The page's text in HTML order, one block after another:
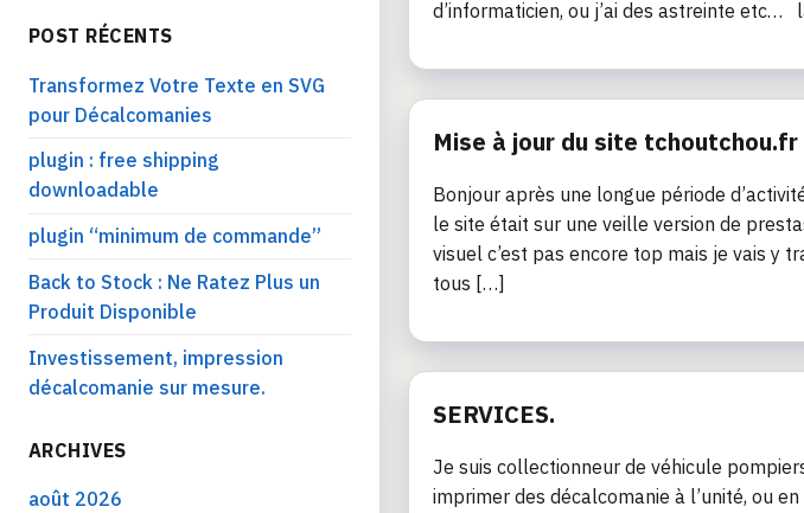
d’informaticien, ou j’ai des astreinte
Mise à jour du site
Bonjour après une longue période
le site était sur une veille version de
visuel c’est pas encore top mais je vais y
tous […]
SERVICES.
Je suis collectionneur de véhicule
imprimer des décalcomanie à l’unité, ou
POST RÉCENTS
Transformez Votre Texte en SVG
pour Décalcomanies
plugin : free shipping
downloadable
plugin “minimum de commande”
Back to Stock : Ne Ratez Plus un
Produit Disponible
Investissement, impression
décalcomanie sur mesure.
ARCHIVES
août 2026